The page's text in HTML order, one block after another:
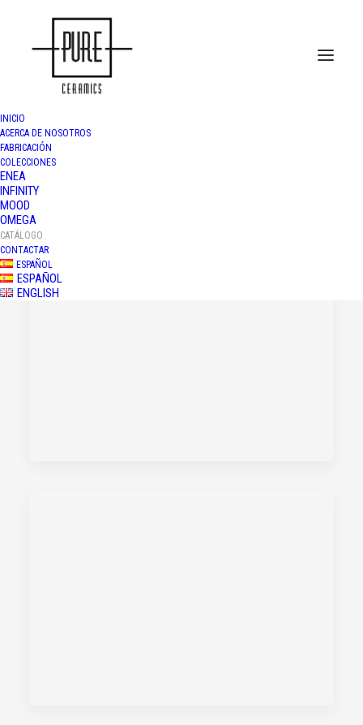
INICIO
ACERCA DE NOSOTROS
FABRICACIÓN
COLECCIONES
ENEA
INFINITY
MOOD
OMEGA
CATÁLOGO
CONTACTAR
ESPAÑOL
ESPAÑOL
ENGLISH